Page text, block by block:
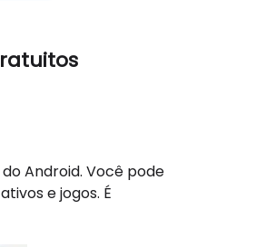
Android. Você pode
e jogos. É